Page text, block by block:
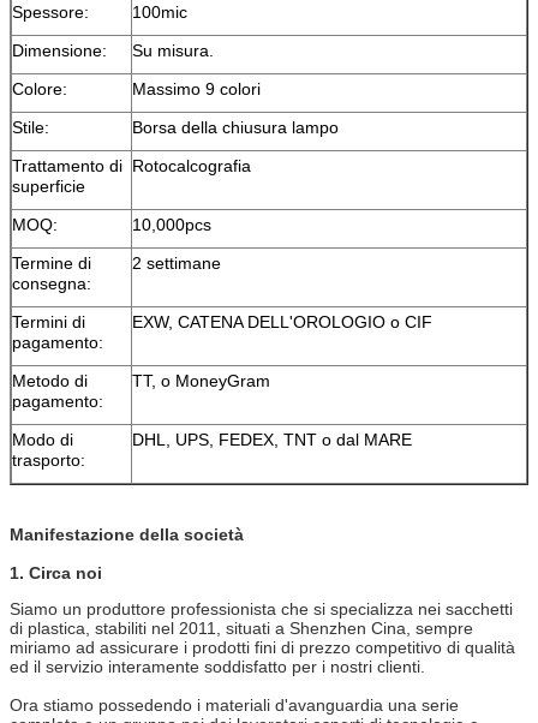
Spessore:
100mic
Dimensione:
Su misura.
Colore:
Massimo 9 colori
Stile:
Borsa della chiusura lampo
Trattamento di
superficie
Rotocalcografia
MOQ:
10,000pcs
Termine di
consegna:
2 settimane
Termini di
pagamento:
EXW, CATENA DELL'OROLOGIO o CIF
Metodo di
pagamento:
TT, o MoneyGram
Modo di
trasporto:
DHL, UPS, FEDEX, TNT o dal MARE
Manifestazione della società
1. Circa noi
Siamo un produttore professionista che si specializza nei sacchetti
di plastica, stabiliti nel 2011, situati a Shenzhen Cina, sempre
miriamo ad assicurare i prodotti fini di prezzo competitivo di qualità
ed il servizio interamente soddisfatto per i nostri clienti.
Ora stiamo possedendo i materiali d'avanguardia una serie